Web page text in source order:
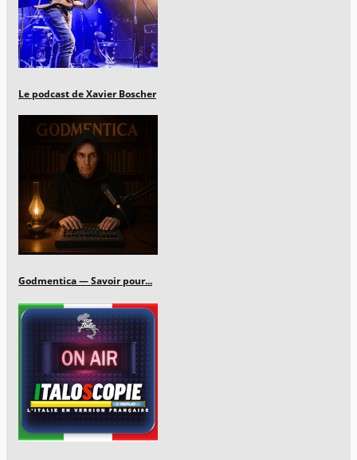
Le podcast de Xavier Boscher
Godmentica — Savoir pour...